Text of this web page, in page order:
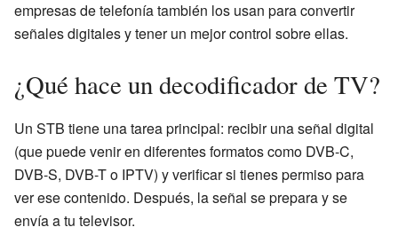
empresas de telefonía también los usan para convertir
señales digitales y tener un mejor control sobre ellas.
¿Qué hace un decodificador de TV?
Un STB tiene una tarea principal: recibir una señal digital
(que puede venir en diferentes formatos como DVB-C,
DVB-S, DVB-T o IPTV) y verificar si tienes permiso para
ver ese contenido. Después, la señal se prepara y se
envía a tu televisor.